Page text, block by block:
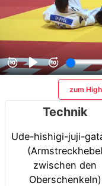
zum
Technik
Ude-hishigi-juji-
(Armstreckhebel
zwischen den
Oberschenkeln)